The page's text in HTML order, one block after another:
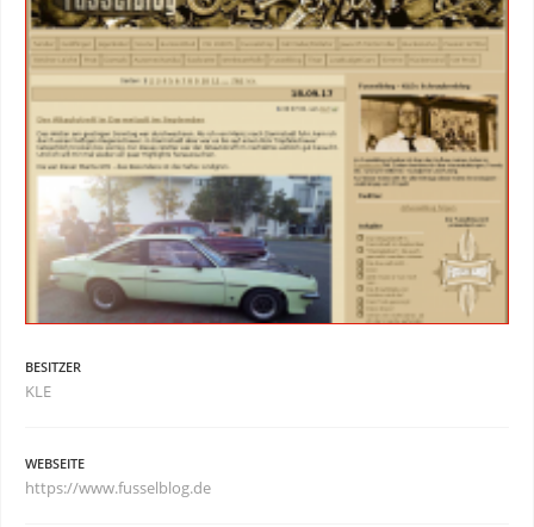
BESITZER
KLE
WEBSEITE
https://www.fusselblog.de